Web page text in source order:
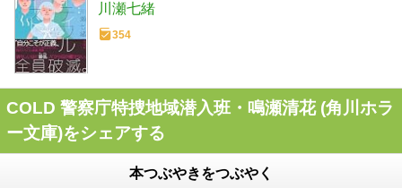
川瀬七緒
354
COLD 警察庁特捜地域潜入班・鳴瀬清花 (角川ホラ
ー文庫)をシェアする
本つぶやきをつぶやく